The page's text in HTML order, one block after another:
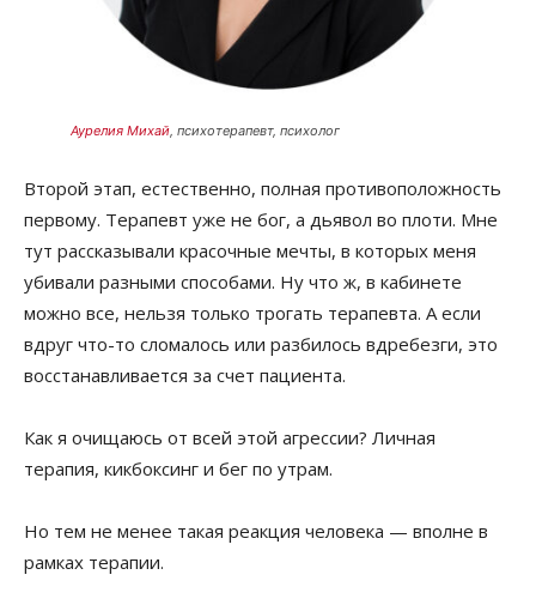
Аурелия Михай, психотерапевт, психолог
Второй этап, естественно, полная противоположность
первому. Терапевт уже не бог, а дьявол во плоти. Мне
тут рассказывали красочные мечты, в которых меня
убивали разными способами. Ну что ж, в кабинете
можно все, нельзя только трогать терапевта. А если
вдруг что-то сломалось или разбилось вдребезги, это
восстанавливается за счет пациента.
Как я очищаюсь от всей этой агрессии? Личная
терапия, кикбоксинг и бег по утрам.
Но тем не менее такая реакция человека — вполне в
рамках терапии.